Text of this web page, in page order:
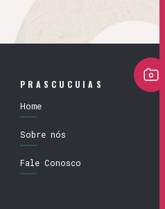
PRASCUCUIAS
Home
Sobre nós
Fale Conosco